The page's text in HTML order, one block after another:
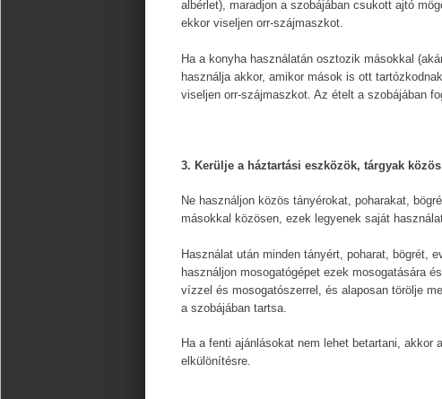
albérlet), maradjon a szobájában csukott ajtó
ekkor viseljen orr-szájmaszkot.
Ha a konyha használatán osztozik másokkal
használja akkor, amikor mások is ott
viseljen orr-szájmaszkot. Az ételt a szobájában
3. Kerülje a háztartási eszközök, tárgyak
Ne használjon közös tányérokat, poharakat,
másokkal közösen, ezek legyenek saját
Használat után minden tányért, poharat, bögrét,
használjon mosogatógépet ezek mosogatására
vízzel és mosogatószerrel, és alaposan törölje
a szobájában tartsa.
Ha a fenti ajánlásokat nem lehet betartani,
elkülönítésre.